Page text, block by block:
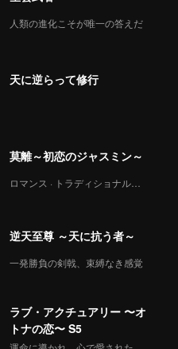
人類の進化こそが唯一の答えだ
天に逆らって修行
莫離～初恋のジャスミン～
ロマンス · トラディショナル・コスチューム
逆天至尊 ～天に抗う者～
一発勝負の剣戟、束縛なき感覚
ラブ・アクチュアリー 〜オ
トナの恋〜 S5